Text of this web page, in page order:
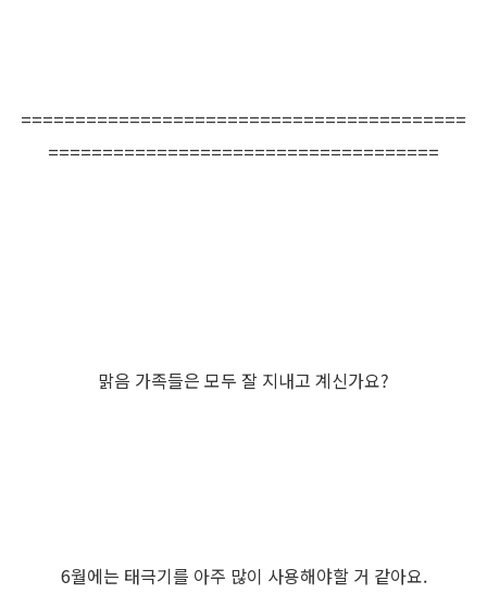
=========================================
====================================
맑음 가족들은 모두 잘 지내고 계신가요?
6월에는 태극기를 아주 많이 사용해야할 거 같아요.